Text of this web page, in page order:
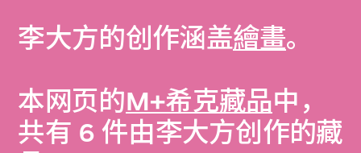
李大方的创作涵盖繪畫。
本网页的M+希克藏品中，
共有 6 件由李大方创作的藏